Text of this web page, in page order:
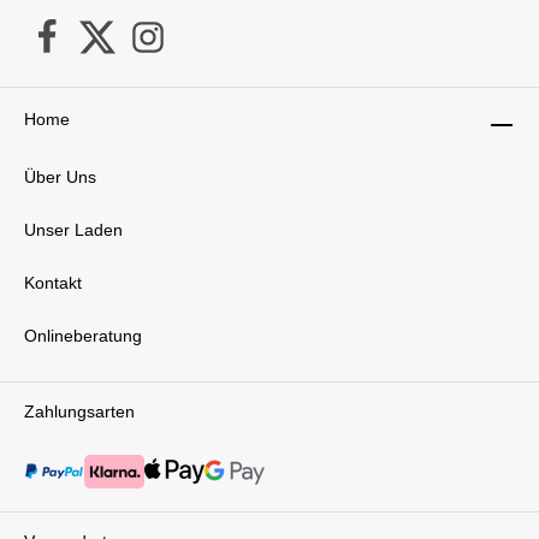
Babybettwäsche aus 100 % GOTS-zertifizierter Bio-
BaumwolleGröße: 100x135 cm (Decke) & 40x60 cm
STANDARD 100 – frei von SchadstoffenMit
hochwertig verarbeitetWaschbar bei 60 °C &
DeutschlandLieferumfang:1x Julius Zöllner Bettwäsche
Zahlungsarten
Home
Über Uns
Unser Laden
Kontakt
Onlineberatung